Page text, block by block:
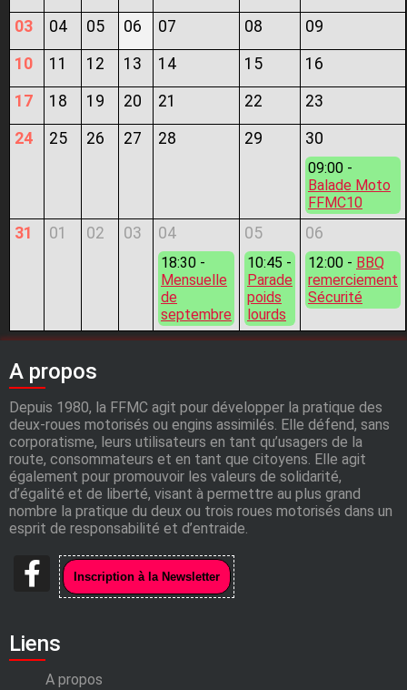
03 04 05 06 07 08 09
10 11 12 13 14 15 16
17 18 19 20 21 22 23
24 25 26 27 28 29 30
09:00 -
Balade Moto
FFMC10
31 01 02 03 04
18:30 -
Mensuelle
de
septembre
05
10:45 -
Parade
poids
lourds
06
12:00 - BBQ
remerciement
Sécurité
A propos
Depuis 1980, la FFMC agit pour développer la pratique des
deux-roues motorisés ou engins assimilés. Elle défend, sans
corporatisme, leurs utilisateurs en tant qu’usagers de la
route, consommateurs et en tant que citoyens. Elle agit
également pour promouvoir les valeurs de solidarité,
d’égalité et de liberté, visant à permettre au plus grand
nombre la pratique du deux ou trois roues motorisés dans un
esprit de responsabilité et d’entraide.
Liens
A propos